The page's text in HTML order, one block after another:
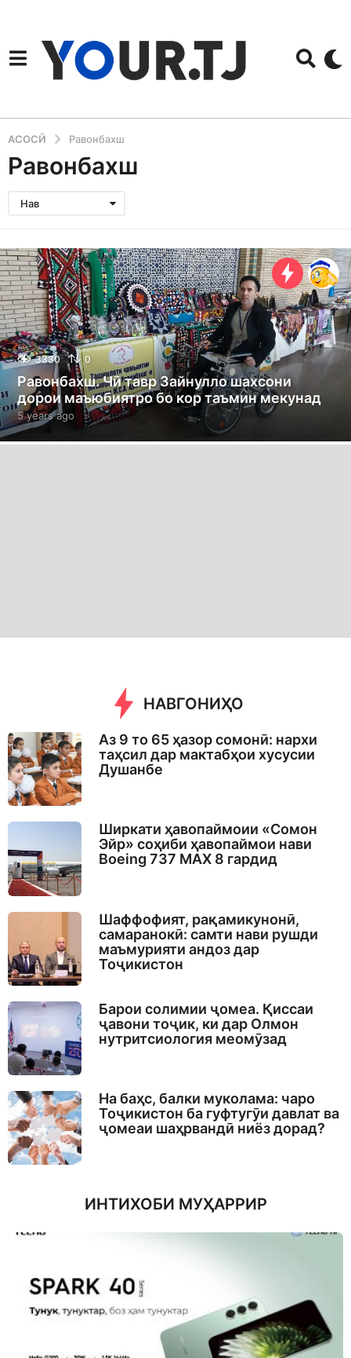
АСОСӢ Равонбахш
Равонбахш
Нав
3330 0
Равонбахш. Чӣ тавр Зайнулло шахсони
дорои маъюбиятро бо кор таъмин мекунад
5 years ago
e
НАВГОНИҲО
Аз 9 то 65 ҳазор сомонӣ: нархи
таҳсил дар мактабҳои хусусии
Душанбе
Ширкати ҳавопаймоии «Сомон
Эйр» соҳиби ҳавопаймои нави
Boeing 737 MAX 8 гардид
Шаффофият, рақамикунонӣ,
самаранокӣ: самти нави рушди
маъмурияти андоз дар
Тоҷикистон
Барои солимии ҷомеа. Қиссаи
ҷавони тоҷик, ки дар Олмон
нутритсиология меомӯзад
На баҳс, балки муколама: чаро
Тоҷикистон ба гуфтугӯи давлат ва
ҷомеаи шаҳрвандӣ ниёз дорад?
ИНТИХОБИ МУҲАРРИР